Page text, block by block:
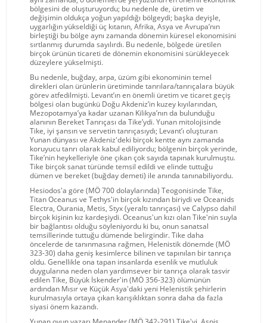
bölgesini de oluşturuyordu; bu nedenle de, üretim ve
değişimin oldukça yoğun yapıldığı bölgeydi; başka deyişle,
uygarlığın yükseldiği üç kıtanın, Afrika, Asya ve Avrupa’nın
birleştiği bu bölge aynı zamanda dönemin küresel ekonomisini
sırtlanmış durumda sayılırdı. Bu nedenle, bölgede üretilen
birçok ürünün ticareti de dönemin ekonomisini sürükleyecek
düzeylere yükselmişti.
Bu nedenle, buğday, arpa, üzüm gibi ekonominin temel
direkleri olan ürünlerin üretiminde tanrılara/tanrıçalara büyük
görev atfedilmişti. Levant’ın en önemli üretim ve ticaret geçiş
bölgesi olan bugünkü Doğu Akdeniz’in kuzey kıyılarından,
Mezopotamya’ya kadar uzanan Kilikya’nın da bulunduğu
alanının Bereket Tanrıçası da Tike’ydi. Yunan mitolojisinde
Tike, iyi şansın ve servetin tanrıçasıydı; Levant’ı oluşturan
Yunan dünyası ve Akdeniz'deki birçok kentte aynı zamanda
koruyucu tanrı olarak kabul ediliyordu; bölgenin birçok yerinde,
Tike’nin heykelleriyle öne çıkan çok sayıda tapınak kurulmuştu.
Tike birçok sanat türünde temsil edildi ve elinde tuttuğu
dümen ve bereket (buğday demeti) ile anında tanınabiliyordu.
Hesiodos'a göre (MÖ 700 dolaylarında) Teogonisinde Tike,
Titan Oceanus ve Tethys'in birçok kızından biriydi ve Oceanids
Electra, Ourania, Metis, Styx (yeraltı tanrıçası) ve Calypso dahil
birçok kişinin kız kardeşiydi. Oceanus'un kızı olan Tike'nin suyla
bir bağlantısı olduğu söyleniyordu ki bu, onun sanatsal
temsillerinde tuttuğu dümende belirgindir. Tike daha
öncelerde de tanınmasına rağmen, Helenistik dönemde (MÖ
323-30) daha geniş kesimlerce bilinen ve tapınılan bir tanrıça
oldu. Genellikle ona tapan insanlarda esenlik ve mutluluk
duygularına neden olan yardımsever bir tanrıça olarak tasvir
edilen Tike, Büyük İskender'in (MÖ 356-323) ölümünün
ardından Mısır ve Küçük Asya'daki yeni Helenistik şehirlerin
kurulmasıyla ortaya çıkan karışıklıktan sonra daha da fazla
siyasi önem kazandı.